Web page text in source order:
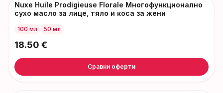
Nuxe Huile Prodigieuse Florale Многофункционално
сухо масло за лице, тяло и коса за жени
100 мл 50 мл
18.50 €
Сравни оферти